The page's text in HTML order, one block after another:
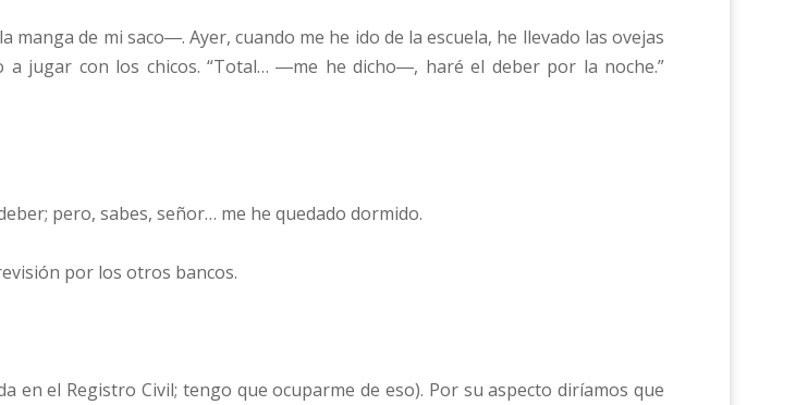
de mi saco―. Ayer, cuando me he ido de la escuela, he llevado las ovejas
jugar con los chicos. “Total… ―me he dicho―, haré el deber por la noche.”
pero, sabes, señor… me he quedado dormido.
por los otros bancos.
en el Registro Civil; tengo que ocuparme de eso). Por su aspecto diríamos que